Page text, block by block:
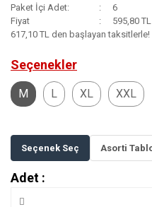
Paket İçi Adet:
6
Fiyat
595,80
617,10 TL den başlayan taksitlerle!
Seçenekler
M L XL XXL
Seçenek Seç Asorti
Adet :